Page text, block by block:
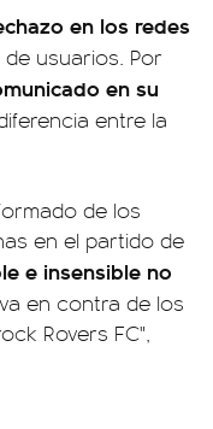
en los redes
usuarios. Por
en su
entre la
de los
en el partido de
e insensible no
en contra de los
Rovers FC",